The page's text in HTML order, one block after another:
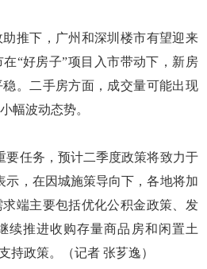
下，广州和深圳楼市有望迎来
“好房子”项目入市带动下，新房
。二手房方面，成交量可能出现
幅波动态势。
任务，预计二季度政策将致力于
示，在因城施策导向下，各地将加
端主要包括优化公积金政策、发
续推进收购存量商品房和闲置土
持政策。（记者 张芗逸）